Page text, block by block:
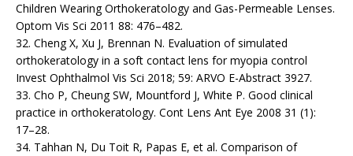
Children Wearing Orthokeratology and Gas-Permeable Lenses.
Optom Vis Sci 2011 88: 476–482.
32. Cheng X, Xu J, Brennan N. Evaluation of simulated
orthokeratology in a soft contact lens for myopia control
Invest Ophthalmol Vis Sci 2018; 59: ARVO E-Abstract 3927.
33. Cho P, Cheung SW, Mountford J, White P. Good clinical
practice in orthokeratology. Cont Lens Ant Eye 2008 31 (1):
17–28.
34. Tahhan N, Du Toit R, Papas E, et al. Comparison of